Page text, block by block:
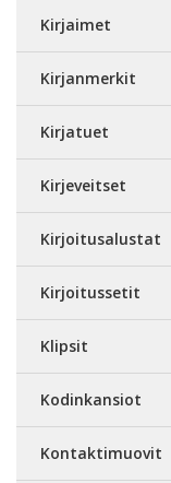
Kirjaimet
Kirjanmerkit
Kirjatuet
Kirjeveitset
Kirjoitusalustat
Kirjoitussetit
Klipsit
Kodinkansiot
Kontaktimuovit